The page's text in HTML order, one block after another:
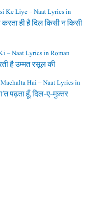
Ke Liye – Naat Lyrics in
ही है दिल किसी न किसी
– Naat Lyrics in Roman
है उम्मत रसूल की
Hai – Naat Lyrics in
पढ़ता हूँ, दिल-ए-मुज़्तर